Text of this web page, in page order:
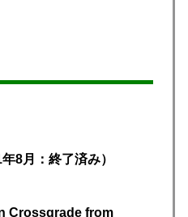
8月：終了済み）
Crossgrade from